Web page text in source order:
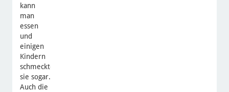
kann
man
essen
und
einigen
Kindern
schmeckte
sie sogar.
Auch die